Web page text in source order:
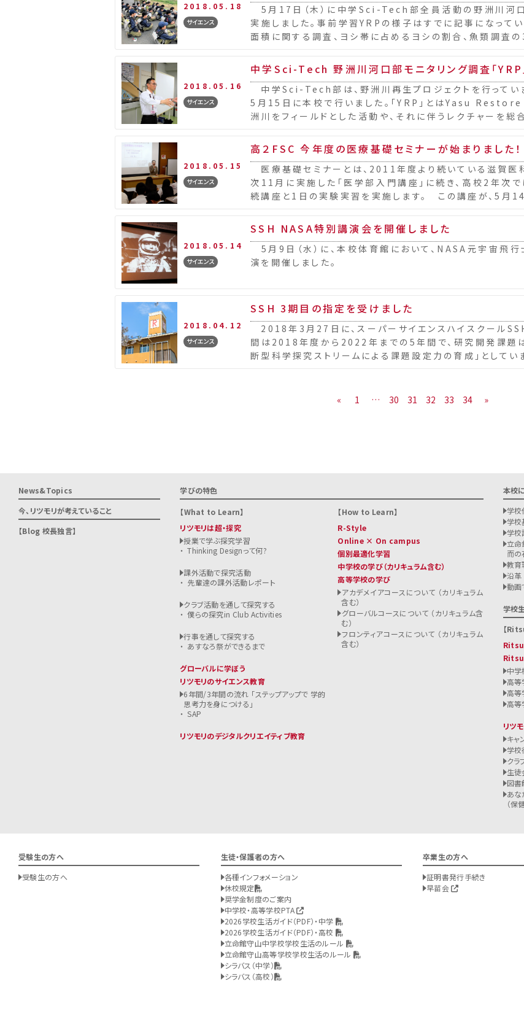
2018.05.18
サイエンス
5月17日（木）に中学Sci-Tech部全員活動の野洲川河口
実施しました。事前学習YRPの様子はすでに記事になって
面積に関する調査、ヨシ帯に占めるヨシの割合、魚類調査
2018.05.16
サイエンス
中学Sci-Tech 野洲川河口部モニタリング調査「YRP
中学Sci-Tech部は、野洲川再生プロジェクトを行ってい
5月15日に本校で行いました。「YRP」とはYasu
洲川をフィールドとした活動や、それに伴うレクチャーを総
2018.05.15
サイエンス
高２FSC 今年度の医療基礎セミナーが始まりました！
医療基礎セミナーとは、2011年度より続いている滋賀医
次11月に実施した「医学部入門講座」に続き、高校2年次
続講座と1日の実験実習を実施します。 この講座が、5月
2018.05.14
サイエンス
SSH NASA特別講演会を開催しました
5月9日（水）に、本校体育館において、NASA元宇宙飛行
演を開催しました。
2018.04.12
サイエンス
SSH 3期目の指定を受けました
2018年3月27日に、スーパーサイエンスハイスクール
間は2018年度から2022年までの5年間で、研究開発課題
断型科学探究ストリームによる課題設定力の育成」として
« 1 … 30 31 32 33 34 »
News&Topics
今、リツモリが考えていること
Blog 校長独言
学びの特色
What to Learn
リツモリは超・探究
授業で学ぶ探究学習
Thinking Designって何?
課外活動で探究活動
先輩達の課外活動レポート
クラブ活動を通して探究する
僕らの探究in Club Activities
行事を通して探究する
あすなろ祭ができるまで
グローバルに学ぼう
リツモリのサイエンス教育
6年間/3年間の流れ 「ステップアップで 学的
思考力を身につける」
SAP
リツモリのデジタルクリエイティブ教育
How to Learn
R-Style
Online × On campus
個別最適化学習
中学校の学び（カリキュラム含む）
高等学校の学び
アカデメイアコースについて （カリキュラム
含む）
グローバルコースについて （カリキュラム含
む）
フロンティアコースについて （カリキュラム
含む）
本校
学校
学校
学校
立
而の
教育
沿革
動画
学校
中学
高等
高等
高等
リツ
キャ
学校
クラ
生徒
図書
あな
（保
受験生の方へ
受験生の方へ
生徒・保護者の方へ
各種インフォメーション
休校規定
奨学金制度のご案内
中学校・高等学校PTA
2026学校生活ガイド（PDF）・中学
2026学校生活ガイド（PDF）・高校
立命館守山中学校学校生活のルール
立命館守山高等学校学校生活のルール
シラバス（中学）
シラバス（高校）
卒業生の方へ
証明書発行手続き
早苗会